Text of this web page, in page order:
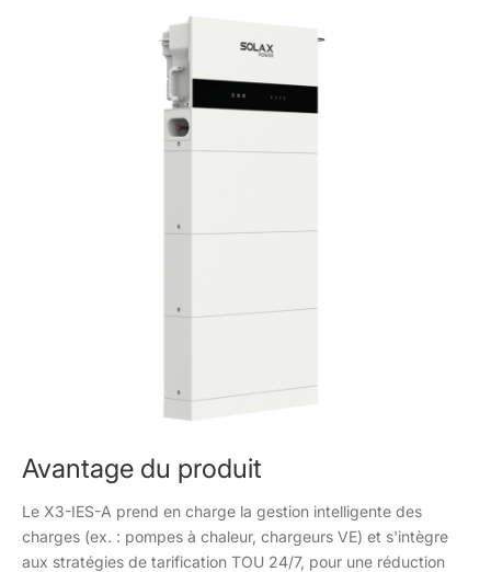
Avantage du produit
Le X3-IES-A prend en charge la gestion intelligente des
charges (ex. : pompes à chaleur, chargeurs VE) et s'intègre
aux stratégies de tarification TOU 24/7, pour une réduction